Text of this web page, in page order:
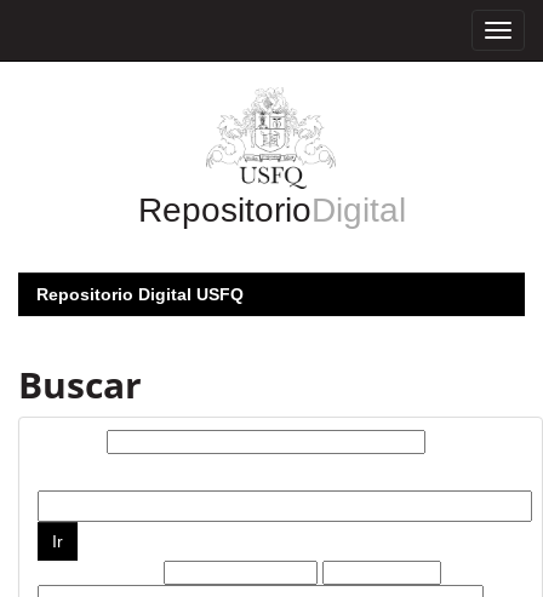
RepositorioDigital
Repositorio Digital USFQ
Buscar